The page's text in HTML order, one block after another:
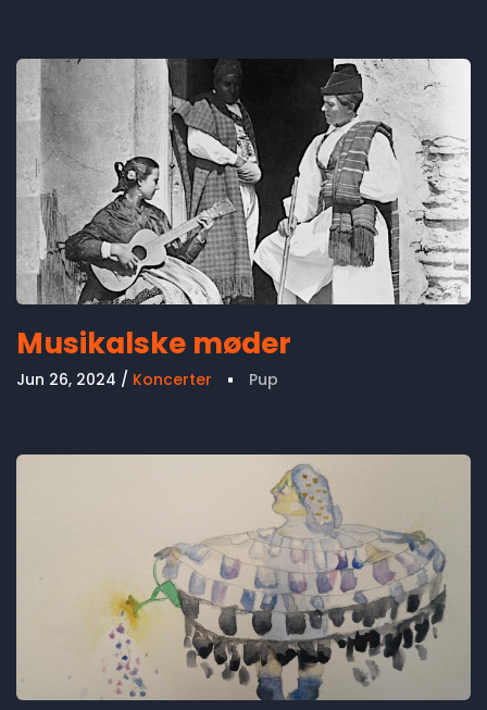
Musikalske møder
Jun 26, 2024 Koncerter Pup